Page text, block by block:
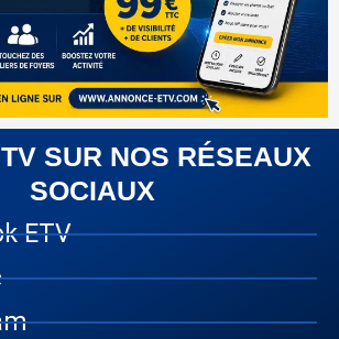
SUR NOS RÉSEAUX
SOCIAUX
ETV